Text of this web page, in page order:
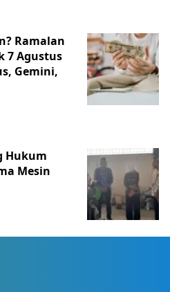
Ramalan
7 Agustus
Gemini,
Hukum
Mesin